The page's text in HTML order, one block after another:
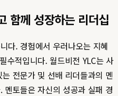
함께 성장하는 리더십
다. 경험에서 우러나오는 지혜
수적입니다. 월드비전 YLC는 사
전문가 및 선배 리더들과의 멘
토들은 자신의 성공과 실패 경